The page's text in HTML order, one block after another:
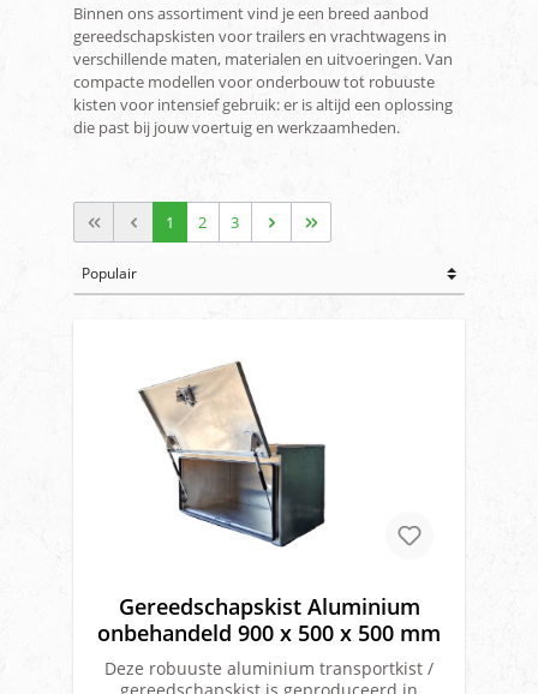
Binnen ons assortiment vind je een breed aanbod
gereedschapskisten voor trailers en vrachtwagens in
verschillende maten, materialen en uitvoeringen. Van
compacte modellen voor onderbouw tot robuuste
kisten voor intensief gebruik: er is altijd een oplossing
die past bij jouw voertuig en werkzaamheden.
1 2 3
Gereedschapskist Aluminium
onbehandeld 900 x 500 x 500 mm
Deze robuuste aluminium transportkist /